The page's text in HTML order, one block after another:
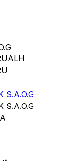
S.A.O.G
S.A.O.G